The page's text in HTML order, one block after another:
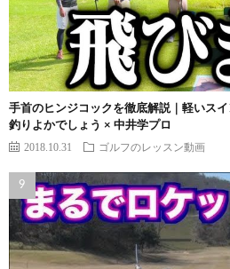
手首のヒンジコックを徹底解説｜軽いスイ
釣りよかでしょう × 中井学プロ
2018.10.31 ゴルフのレッスン動画